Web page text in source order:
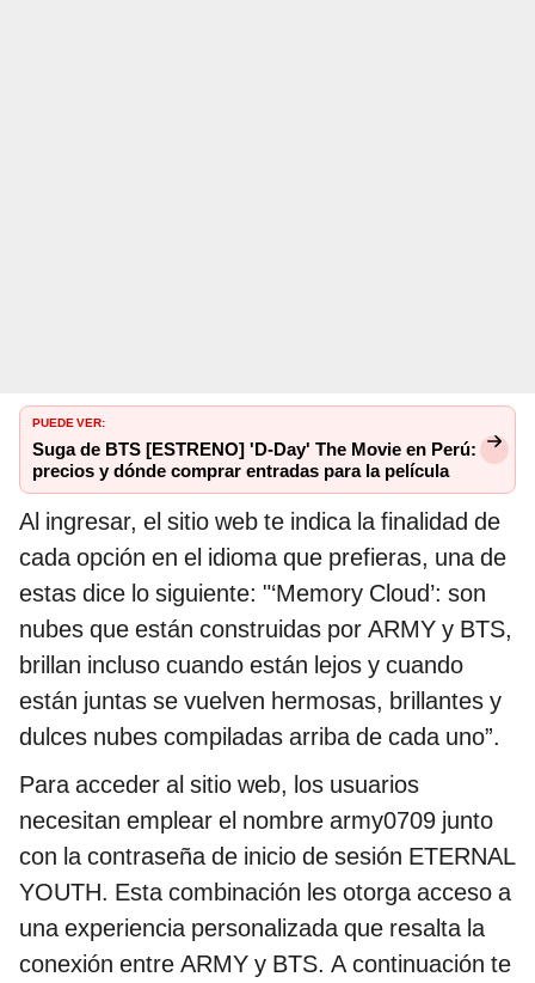
PUEDE VER:
Suga de BTS [ESTRENO] 'D-Day' The Movie en Perú:
precios y dónde comprar entradas para la película
Al ingresar, el sitio web te indica la finalidad de
cada opción en el idioma que prefieras, una de
estas dice lo siguiente: "‘Memory Cloud’: son
nubes que están construidas por ARMY y BTS,
brillan incluso cuando están lejos y cuando
están juntas se vuelven hermosas, brillantes y
dulces nubes compiladas arriba de cada uno”.
Para acceder al sitio web, los usuarios
necesitan emplear el nombre army0709 junto
con la contraseña de inicio de sesión ETERNAL
YOUTH. Esta combinación les otorga acceso a
una experiencia personalizada que resalta la
conexión entre ARMY y BTS. A continuación te